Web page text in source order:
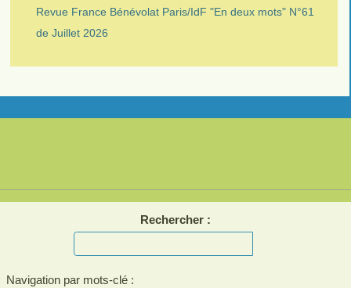
Revue France Bénévolat Paris/IdF "En deux mots" N°61
de Juillet 2026
Rechercher :
Navigation par mots-clé :